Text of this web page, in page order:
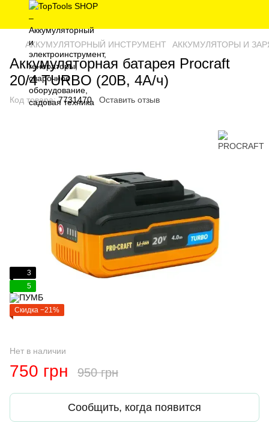
АККУМУЛЯТОРНЫЙ ИНСТРУМЕНТ АККУМУЛЯТОРЫ И
Аккумуляторная батарея Procraft
20/4 TURBO (20В, 4А/ч)
Код товара:7731470 Оставить отзыв
3
5
Скидка −21%
Нет в наличии
750 грн 950 грн
Сообщить, когда появится